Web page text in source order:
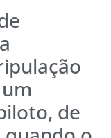
de